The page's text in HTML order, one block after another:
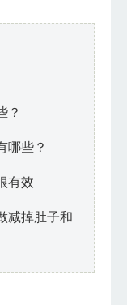
？
哪些？
有效
减掉肚子和